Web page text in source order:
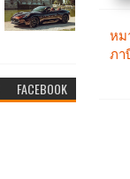
FACEBOOK